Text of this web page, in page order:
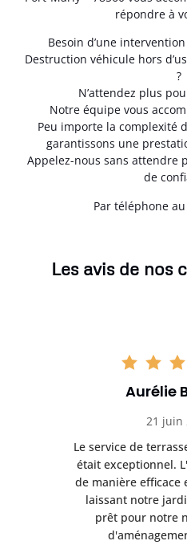
répondre à
Besoin d’une
Destruction véhicule hors
?
N’attendez plus
Notre équipe vous
Peu importe la complexité
garantissons une
Appelez-nous sans attendre
de
Par téléphone au
Les avis de nos
Aurélie
21 juin
Le service de
était exceptionnel.
de manière efficace
laissant notre
prêt pour notre